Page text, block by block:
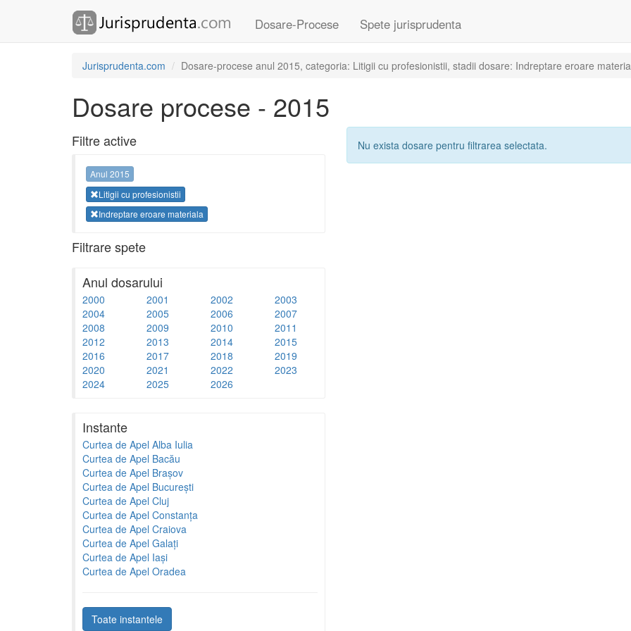
Dosare-Procese Spete jurisprudenta
Jurisprudenta.com Dosare-procese anul 2015, categoria: Litigii cu profesionistii, stadii dosare: Indreptare eroare
Dosare procese - 2015
Filtre active
Anul 2015
Litigii cu profesionistii
Indreptare eroare materiala
Filtrare spete
Anul dosarului
2000 2001 2002
2003
2004
2005 2006
2007
2008
2009 2010
2011
2012
2013 2014
2015
2016
2017 2018
2019
2020
2021 2022
2023
2024
2025 2026
Instante
Curtea de Apel Alba Iulia
Curtea de Apel Bacău
Curtea de Apel Brașov
Curtea de Apel București
Curtea de Apel Cluj
Curtea de Apel Constanța
Curtea de Apel Craiova
Curtea de Apel Galați
Curtea de Apel Iași
Curtea de Apel Oradea
Toate instantele
Nu exista dosare pentru filtrarea selectata.